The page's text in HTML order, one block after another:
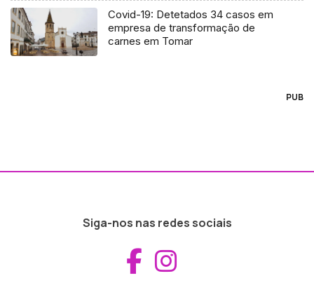
Covid-19: Detetados 34 casos em
empresa de transformação de
carnes em Tomar
PUB
Siga-nos nas redes sociais
Aceder ao